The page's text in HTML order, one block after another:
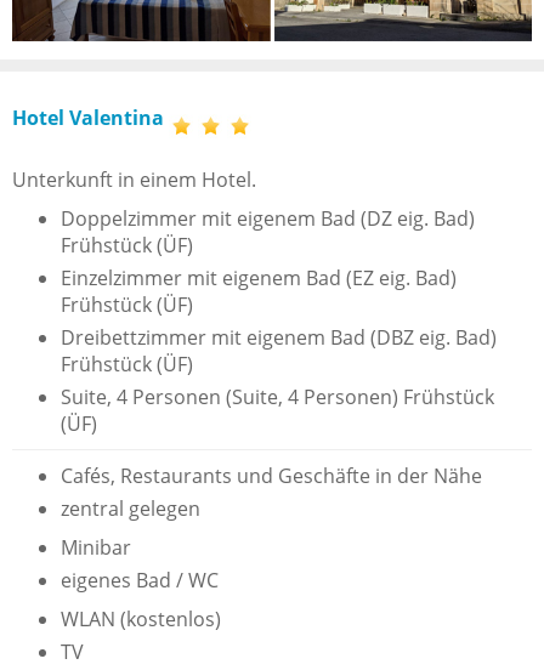
Hotel Valentina
Unterkunft in einem Hotel.
Doppelzimmer mit eigenem Bad (DZ eig. Bad)
Frühstück (ÜF)
Einzelzimmer mit eigenem Bad (EZ eig. Bad)
Frühstück (ÜF)
Dreibettzimmer mit eigenem Bad (DBZ eig. Bad)
Frühstück (ÜF)
Suite, 4 Personen (Suite, 4 Personen) Frühstück
(ÜF)
Cafés, Restaurants und Geschäfte in der Nähe
zentral gelegen
Minibar
eigenes Bad / WC
WLAN (kostenlos)
TV